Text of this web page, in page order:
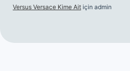
Versus Versace Kime Ait için admin